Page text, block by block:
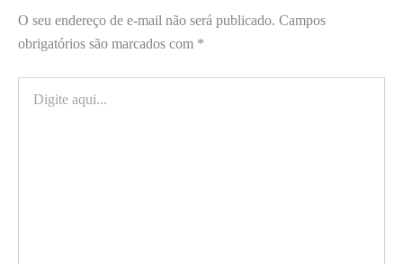
O seu endereço de e-mail não será publicado. Campos
obrigatórios são marcados com *
aqui...